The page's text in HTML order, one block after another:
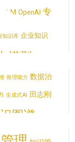
LLM OpenAI 专
知识库 企业知识
大模型
推理能力 数据治
生成式AI 田志刚
图谱